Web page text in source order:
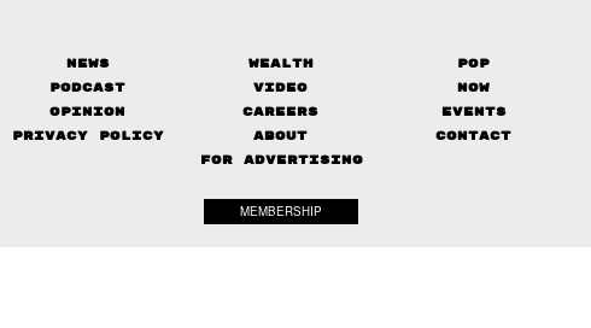
News Wealth
Pop
Podcast
Video
Now
Opinion
Careers
Events
Privacy Policy
About
Contact
FOR ADVERTISING
MEMBERSHIP